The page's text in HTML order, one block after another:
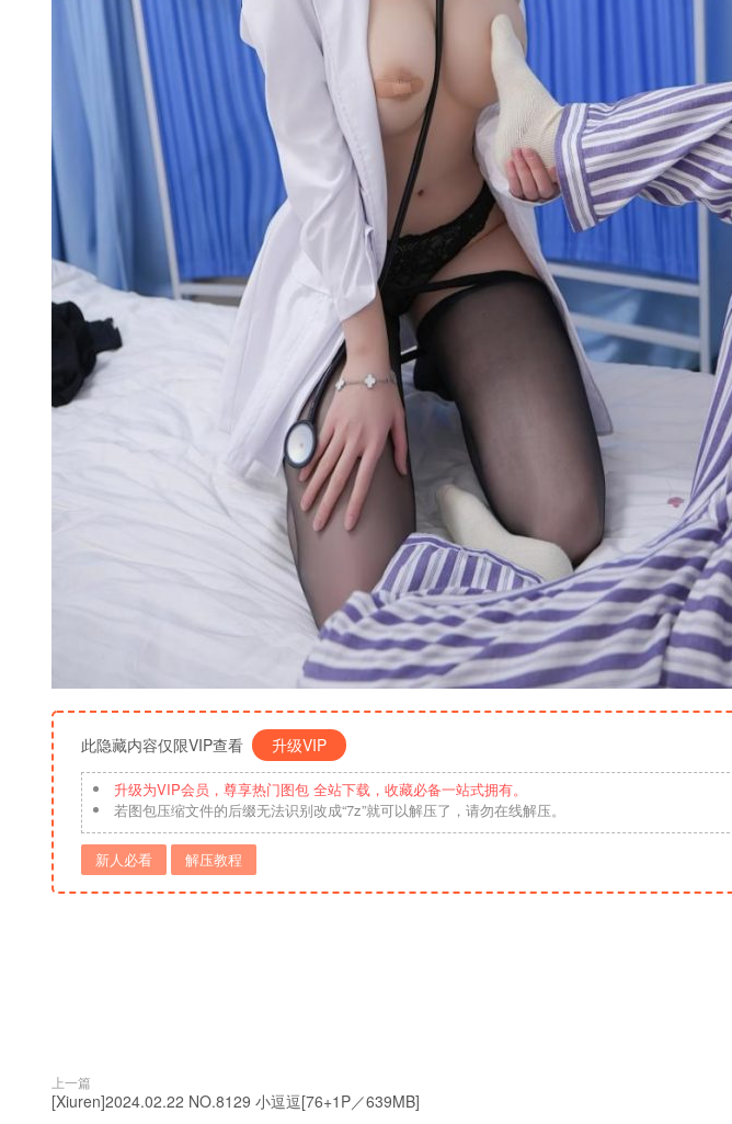
此隐藏内容仅限VIP查看 升级VIP
升级为VIP会员，尊享热门图包 全站下载，收藏必备一站式拥有。
若图包压缩文件的后缀无法识别改成“7z”就可以解压了，请勿在线解压。
新人必看 解压教程
上一篇
[Xiuren]2024.02.22 NO.8129 小逗逗[76+1P／639MB]